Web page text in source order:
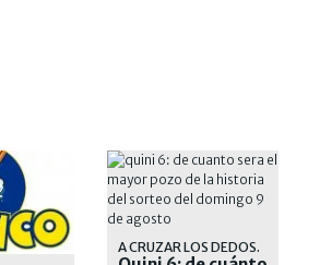
A CRUZAR LOS DEDOS.